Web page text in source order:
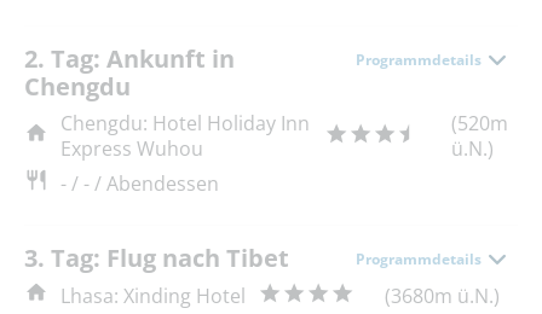
2. Tag: Ankunft in
Chengdu
Programmdetails
Chengdu: Hotel Holiday Inn
Express Wuhou
(520m
ü.N.)
- / - / Abendessen
3. Tag: Flug nach Tibet Programmdetails
Lhasa: Xinding Hotel
(3680m ü.N.)